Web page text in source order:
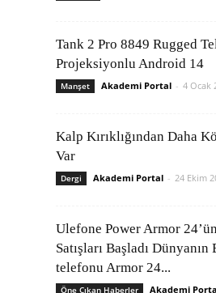
Tank 2 Pro 8849 Rugged
Projeksiyonlu Android 14
Manşet Akademi Portal - 4 Ocak
Kalp Kırıklığından Daha
Var
Dergi Akademi Portal - 24 Ekim
Ulefone Power Armor
Satışları Başladı Dünyanın
telefonu Armor 24...
Öne Çıkan Haberler Akademi